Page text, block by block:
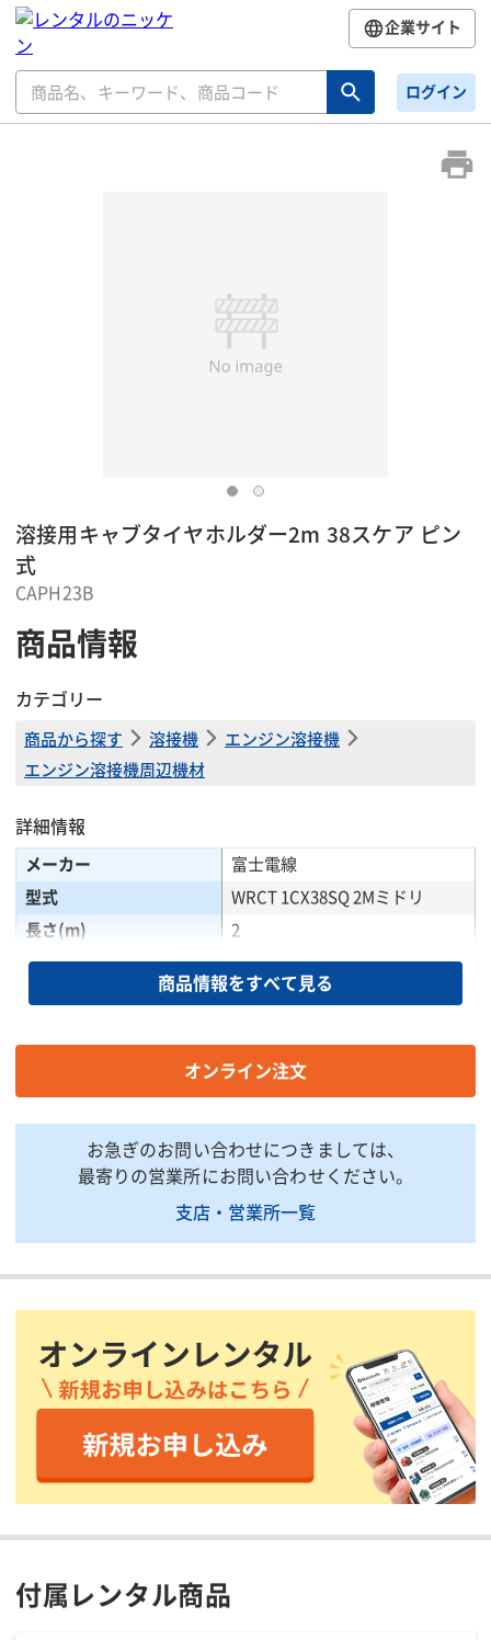
企業サイト
ログイン
溶接用キャブタイヤホルダー2m 38スケア ピン
式
CAPH23B
商品情報
カテゴリー
商品から探す 溶接機
エンジン溶接機
エンジン溶接機周辺機材
詳細情報
メーカー
富士電線
型式
WRCT 1CX38SQ 2Mミドリ
長さ(m)
2
キャブタイヤ(スケア)
38
掲載されている仕様は、代表的な機種です。実際に納品されるものとは異なる場合
商品説明・特徴
ブルに連結して使います。
注意事項：キャブタイヤケーブル、アースは別途レンタル商品で
カテゴリー (すべて)
商品から探す 溶接機
エンジン溶接機
エンジン溶接機周辺機材
商品情報をすべて見る
オンライン注文
お急ぎのお問い合わせにつきましては、
最寄りの営業所にお問い合わせください。
支店・営業所一覧
付属レンタル商品